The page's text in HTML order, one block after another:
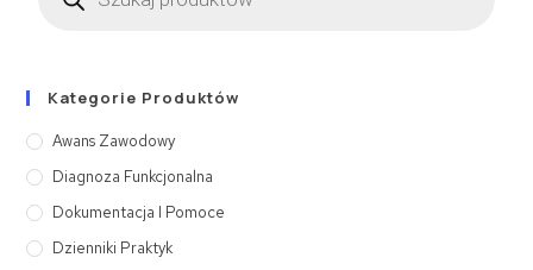
Kategorie Produktów
Awans Zawodowy
Diagnoza Funkcjonalna
Dokumentacja I Pomoce
Dzienniki Praktyk